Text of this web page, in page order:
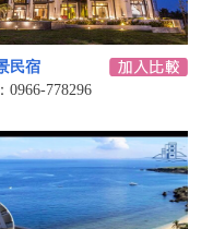
民宿
0966-778296